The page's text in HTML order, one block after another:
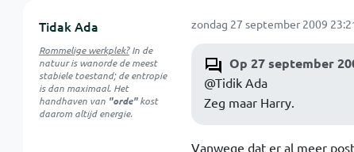
Tidak Ada
Rommelige werkplek?In de
natuur iswanordede meest
stabiele toestand; de entropie
is dan maximaal. Het
handhaven van "orde"kost
daarom altijd energie.
zondag 27 september 2009
Op 27 september
@Tidik Ada
Zeg maar Harry.
Vanwege dat er al meer